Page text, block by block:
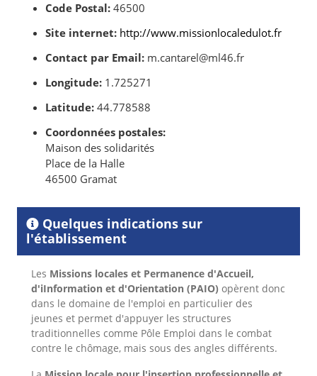
Code Postal: 46500
Site internet: http://www.missionlocaledulot.fr
Contact par Email: m.cantarel@ml46.fr
Longitude: 1.725271
Latitude: 44.778588
Coordonnées postales:
Maison des solidarités
Place de la Halle
46500 Gramat
Quelques indications sur
l'établissement
Les Missions locales et Permanence d'Accueil,
d'iInformation et d'Orientation (PAIO) opèrent donc
dans le domaine de l'emploi en particulier des
jeunes et permet d'appuyer les structures
traditionnelles comme Pôle Emploi dans le combat
contre le chômage, mais sous des angles différents.